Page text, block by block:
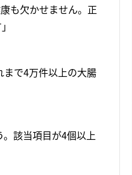
も欠かせません。正
で4万件以上の大腸
該当項目が4個以上